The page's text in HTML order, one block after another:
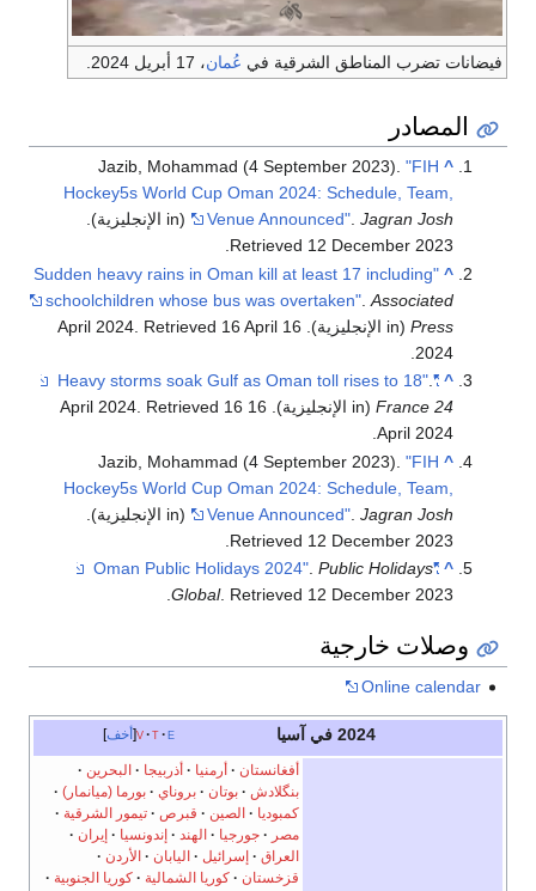
فيضانات تضرب المناطق الشرقية في عُمان، 17 أبريل 2024.
المصادر
^
Jazib, Mohammad (4 September 2023)."FIH
Hockey5s World Cup Oman 2024: Schedule, Team,
Venue Announced".Jagran Josh (in الإنجليزية)
.
Retrieved 12 December 2023
.
^
"Sudden heavy rains in Oman kill at least 17 including
schoolchildren whose bus was overtaken" .Associated
Press(in الإنجليزية). 16 April 2024 . Retrieved 16 April
2024
^
"Heavy storms soak Gulf as Oman toll rises to 18"
.
France 24(in الإنجليزية). 16 April 2024 . Retrieved 16
April 2024
.
^
Jazib, Mohammad (4 September 2023)."FIH
Hockey5s World Cup Oman 2024: Schedule, Team,
Venue Announced" .Jagran Josh (in الإنجليزية)
.
Retrieved 12 December 2023
^
"Oman Public Holidays 2024"
.Public Holidays
Global. Retrieved 12 December 2023
.
وصلات خارجية
Online calendar
أخف v t e 2024 في آسيا
أفغانستان أرمنيا أذربيجا
البحرين
بنگلادش
بوتان بروناي
بورما (ميانمار)
كمبوديا
الصين قبرص
تيمور الشرقية
مصر
جورجيا الهند إندونسيا
إيران
العراق
إسرائيل اليابان
الأردن
قزخستان
كوريا الشمالية
كوريا الجنوبية